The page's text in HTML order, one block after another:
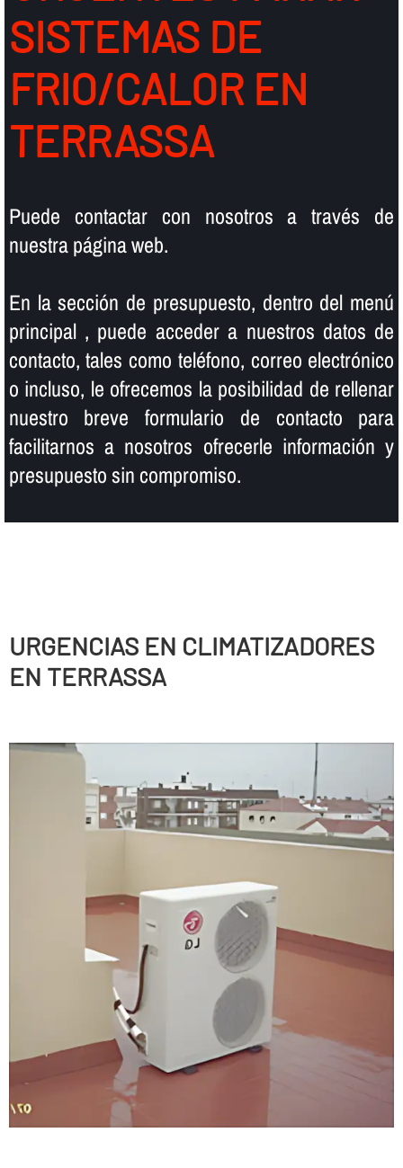
SISTEMAS DE
FRIO/CALOR EN
TERRASSA
Puede contactar con nosotros a través de
nuestra página web.
En la sección de presupuesto, dentro del menú
principal , puede acceder a nuestros datos de
contacto, tales como teléfono, correo electrónico
o incluso, le ofrecemos la posibilidad de rellenar
nuestro breve formulario de contacto para
facilitarnos a nosotros ofrecerle información y
presupuesto sin compromiso.
URGENCIAS EN CLIMATIZADORES
EN TERRASSA